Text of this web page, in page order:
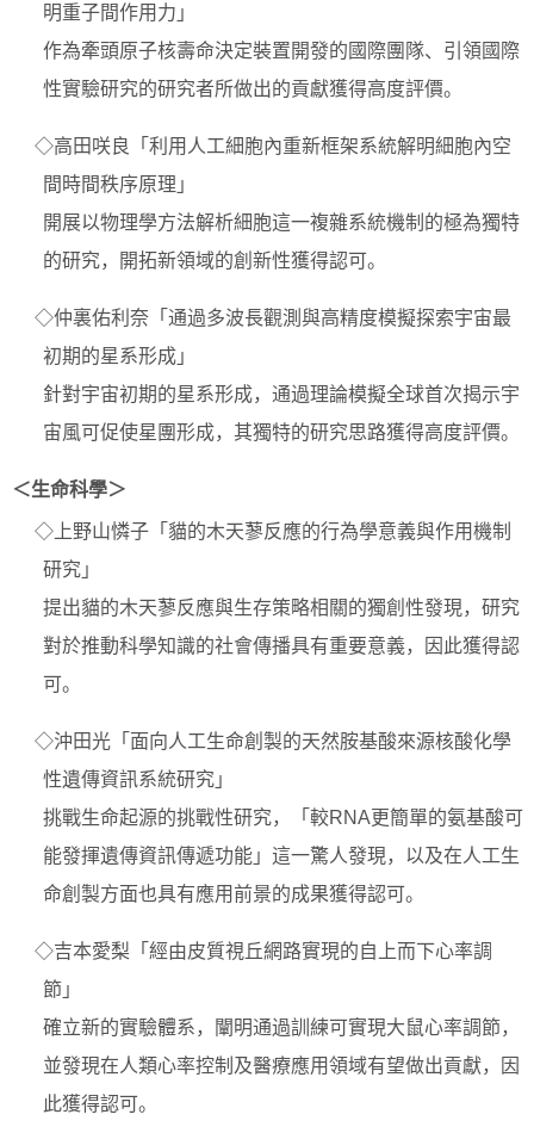
明重子間作用力」
作為牽頭原子核壽命決定裝置開發的國際團隊、引領國際
性實驗研究的研究者所做出的貢獻獲得高度評價。
◇高田咲良「利用人工細胞內重新框架系統解明細胞內空
間時間秩序原理」
開展以物理學方法解析細胞這一複雜系統機制的極為獨特
的研究，開拓新領域的創新性獲得認可。
◇仲裏佑利奈「通過多波長觀測與高精度模擬探索宇宙最
初期的星系形成」
針對宇宙初期的星系形成，通過理論模擬全球首次揭示宇
宙風可促使星團形成，其獨特的研究思路獲得高度評價。
＜生命科學＞
◇上野山憐子「貓的木天蓼反應的行為學意義與作用機制
研究」
提出貓的木天蓼反應與生存策略相關的獨創性發現，研究
對於推動科學知識的社會傳播具有重要意義，因此獲得認
可。
◇沖田光「面向人工生命創製的天然胺基酸來源核酸化學
性遺傳資訊系統研究」
挑戰生命起源的挑戰性研究，「較RNA更簡單的氨基酸可
能發揮遺傳資訊傳遞功能」這一驚人發現，以及在人工生
命創製方面也具有應用前景的成果獲得認可。
◇吉本愛梨「經由皮質視丘網路實現的自上而下心率調
節」
確立新的實驗體系，闡明通過訓練可實現大鼠心率調節，
並發現在人類心率控制及醫療應用領域有望做出貢獻，因
此獲得認可。